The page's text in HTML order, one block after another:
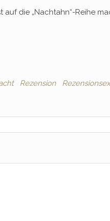
die „Nachtahn“-Reihe
Rezension